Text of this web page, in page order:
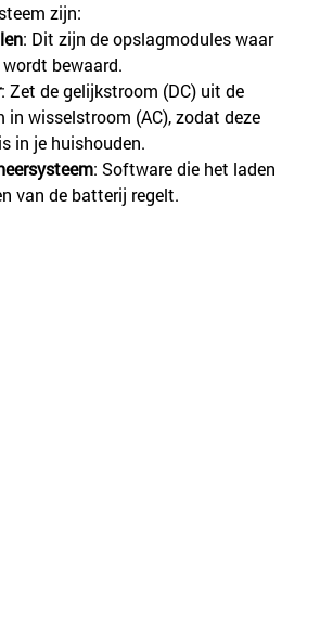
zijn:
: Dit zijn de opslagmodules waar
wordt bewaard.
: Zet de gelijkstroom (DC) uit de
in wisselstroom (AC), zodat deze
in je huishouden.
: Software die het laden
van de batterij regelt.